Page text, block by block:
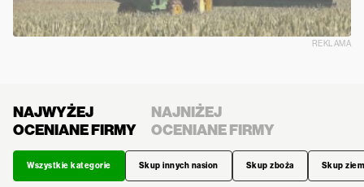
REKLAMA
NAJWYŻEJ
OCENIANE FIRMY
NAJNIŻEJ
OCENIANE FIRMY
Wszystkie kategorie Skup innych nasion Skup zboża Skup